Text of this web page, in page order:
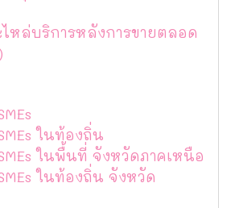
หล่บริการหลังการขายตลอด
ในท้องถิ่น
ในพื้นที่ จังหวัดภาคเหนือ
ในท้องถิ่น จังหวัด